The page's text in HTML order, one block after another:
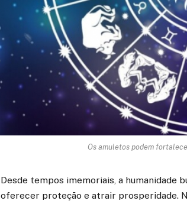
Os amuletos podem
Desde tempos imemoriais, a humanidade
oferecer proteção e atrair prosperidade.